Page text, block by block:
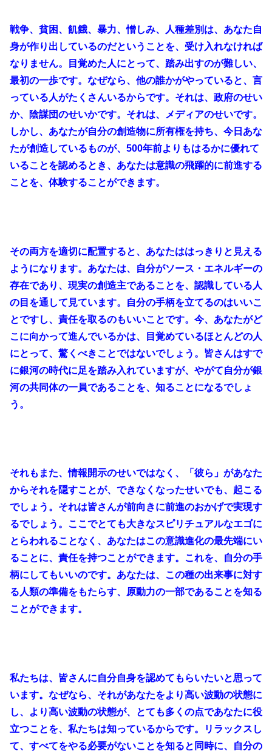
戦争、貧困、飢餓、暴力、憎しみ、人種差別は、あなた自
身が作り出しているのだということを、受け入れなければ
なりません。目覚めた人にとって、踏み出すのが難しい、
最初の一歩です。なぜなら、他の誰かがやっていると、言
っている人がたくさんいるからです。それは、政府のせい
か、陰謀団のせいかです。それは、メディアのせいです。
しかし、あなたが自分の創造物に所有権を持ち、今日あな
たが創造しているものが、500年前よりもはるかに優れて
いることを認めるとき、あなたは意識の飛躍的に前進する
ことを、体験することができます。
その両方を適切に配置すると、あなたははっきりと見える
ようになります。あなたは、自分がソース・エネルギーの
存在であり、現実の創造主であることを、認識している人
の目を通して見ています。自分の手柄を立てるのはいいこ
とですし、責任を取るのもいいことです。今、あなたがど
こに向かって進んでいるかは、目覚めているほとんどの人
にとって、驚くべきことではないでしょう。皆さんはすで
に銀河の時代に足を踏み入れていますが、やがて自分が銀
河の共同体の一員であることを、知ることになるでしょ
う。
それもまた、情報開示のせいではなく、「彼ら」があなた
からそれを隠すことが、できなくなったせいでも、起こる
でしょう。それは皆さんが前向きに前進のおかげで実現す
るでしょう。ここでとても大きなスピリチュアルなエゴに
とらわれることなく、あなたはこの意識進化の最先端にい
ることに、責任を持つことができます。これを、自分の手
柄にしてもいいのです。あなたは、この種の出来事に対す
る人類の準備をもたらす、原動力の一部であることを知る
ことができます。
私たちは、皆さんに自分自身を認めてもらいたいと思って
います。なぜなら、それがあなたをより高い波動の状態に
し、より高い波動の状態が、とても多くの点であなたに役
立つことを、私たちは知っているからです。リラックスし
て、すべてをやる必要がないことを知ると同時に、自分の